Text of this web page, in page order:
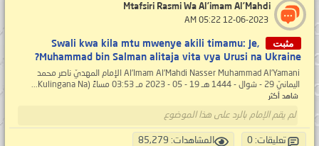
Mtafsiri Rasmi Wa Al’imam Al’Mahdi
مثبت
Swali kwa kila mtu mwenye akili timamu: Je,
Muhammad bin Salman alitaja vita vya Urusi na Ukraine?
Al’Imam Al’Mahdi Nasser Muhammad Al’Yamani الإمام المهديّ ناصر محمد
اليمانيّ 29 - شوال - 1444 هـ 19 - 05 - 2023 مـ 03:53 مساءً (Kulingana Na...
شاهد أكثر
لم يقم الإمام بالرد على هذا الموضوع
تعليقات: 0 المشاهدات: 85,279